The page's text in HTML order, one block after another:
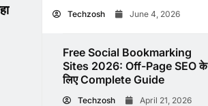
Techzosh June 4, 2026
Free Social Bookmarking
Sites 2026: Off-Page SEO के
लिए Complete Guide
Techzosh April 21, 2026